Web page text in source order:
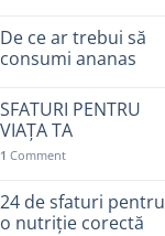
De ce ar trebui să
consumi ananas
SFATURI PENTRU
VIAȚA TA
1 Comment
24 de sfaturi pentru
o nutriție corectă